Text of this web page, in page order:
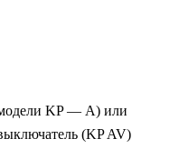
KP — А) или
(KP AV)